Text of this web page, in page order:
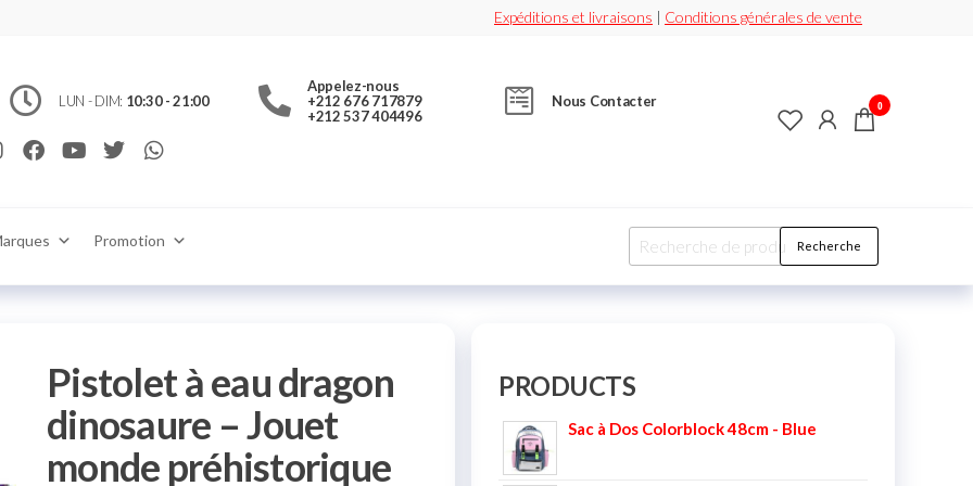
Expéditions et livraisons | Conditions générales de vente
jouetsLUN - DIM: 10:30 - 21:00
Appelez-nous
+212 676 717879
+212 537 404496
Nous Contacter 0
Promotion Recherche
Pistolet à eau dragon
dinosaure – Jouet
monde préhistorique
PRODUCTS
Sac à Dos Colorblock 48cm - Blue